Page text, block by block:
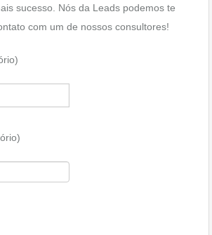
sucesso. Nós da Leads podemos te
com um de nossos consultores!